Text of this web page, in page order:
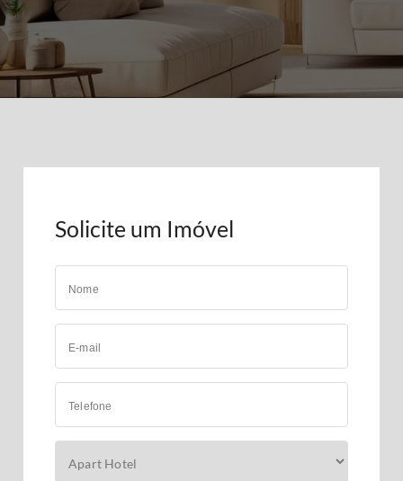
Solicite um Imóvel
Nome
E-mail
Telefone